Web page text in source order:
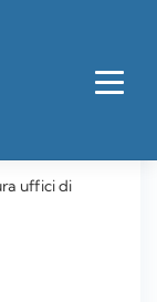
uffici di